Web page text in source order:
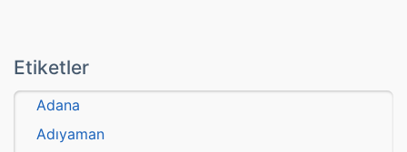
Etiketler
Adana
Adıyaman